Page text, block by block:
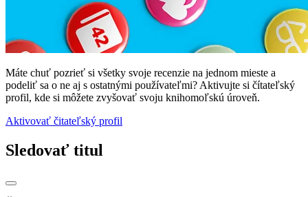
Máte chuť pozrieť si všetky svoje recenzie na jednom mieste a
podeliť sa o ne aj s ostatnými používateľmi? Aktivujte si čítateľský
profil, kde si môžete zvyšovať svoju knihomoľskú úroveň.
Aktivovať čitateľský profil
Sledovať titul